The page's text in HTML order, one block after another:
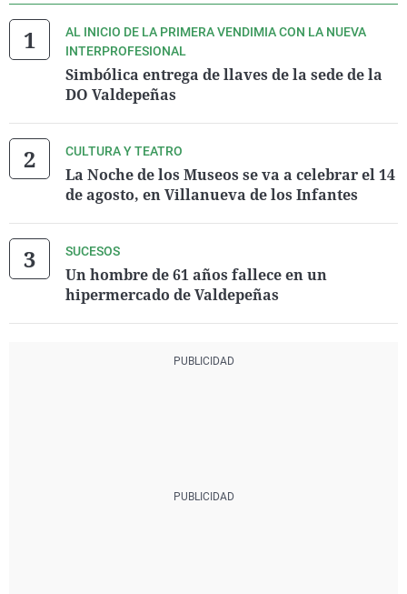
AL INICIO DE LA PRIMERA VENDIMIA CON LA NUEVA
INTERPROFESIONAL
Simbólica entrega de llaves de la sede de la
DO Valdepeñas
CULTURA Y TEATRO
La Noche de los Museos se va a celebrar el 14
de agosto, en Villanueva de los Infantes
SUCESOS
Un hombre de 61 años fallece en un
hipermercado de Valdepeñas